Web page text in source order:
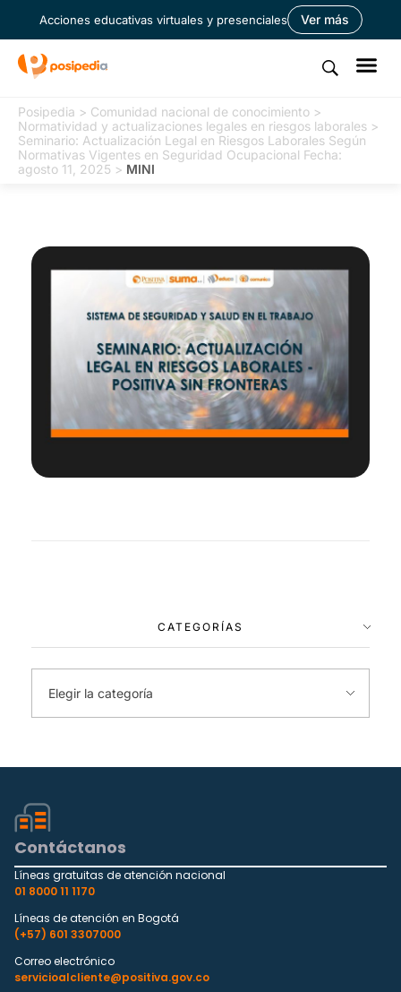
Acciones educativas virtuales y presenciales Ver más
Posipedia > Comunidad nacional de conocimiento >
Normatividad y actualizaciones legales en riesgos laborales >
Seminario: Actualización Legal en Riesgos Laborales Según
Normativas Vigentes en Seguridad Ocupacional Fecha:
agosto 11, 2025 > MINI
CATEGORÍAS
Contáctanos
Líneas gratuitas de atención nacional
01 8000 11 1170
Líneas de atención en Bogotá
(+57) 601 3307000
Correo electrónico
servicioalcliente@positiva.gov.co